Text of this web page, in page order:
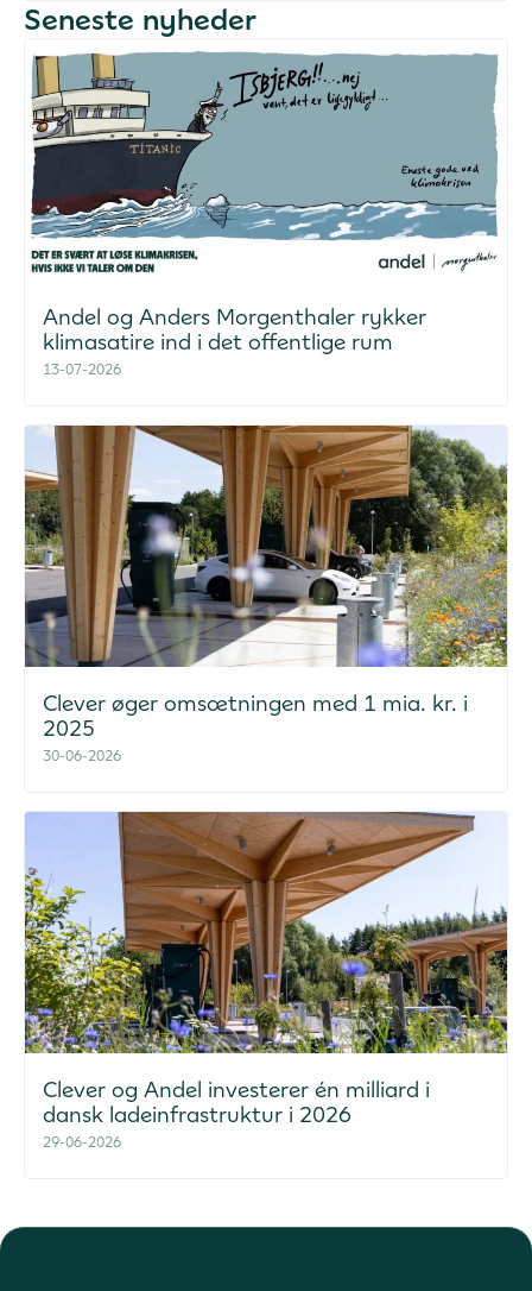
Seneste nyheder
Andel og Anders Morgenthaler rykker
klimasatire ind i det offentlige rum
13-07-2026
Clever øger omsætningen med 1 mia. kr. i
2025
30-06-2026
Clever og Andel investerer én milliard i
dansk ladeinfrastruktur i 2026
29-06-2026